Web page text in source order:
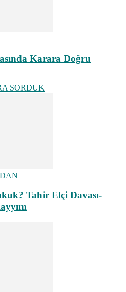
Karara Doğru
SORDUK
Tahir Elçi Davası-